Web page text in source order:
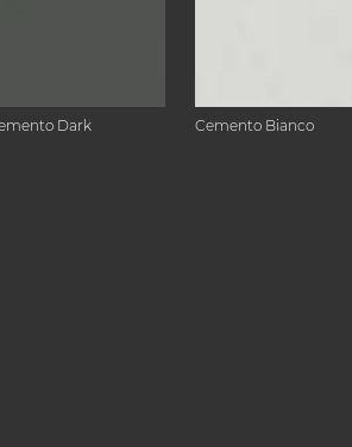
Dark Cemento Bianco